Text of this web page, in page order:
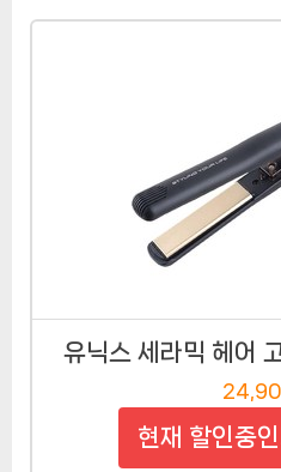
유닉스 세라믹 헤어
현재 할인중